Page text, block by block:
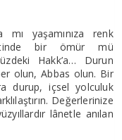
mı yaşamınıza renk
bir ömür mü
Hakk’a… Durun
olun, Abbas olun. Bir
durup, içsel yolculuk
Değerlerinize
lânetle anılan